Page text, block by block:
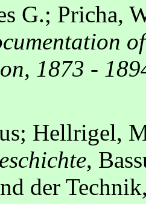
G.; Pricha,
1873 -
Hellrigel,
,
der